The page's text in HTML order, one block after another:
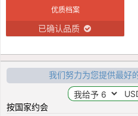
优质档案
已确认品质
我们努力为您提供最好
按国家约会